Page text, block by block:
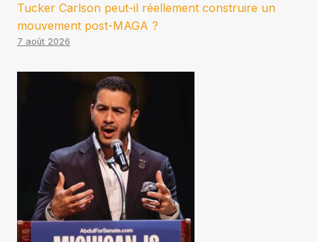
Tucker Carlson peut-il réellement construire un
mouvement post-MAGA ?
7 août 2026